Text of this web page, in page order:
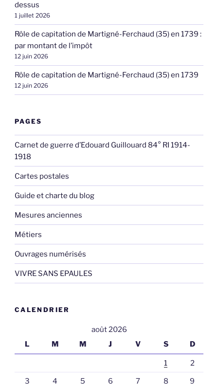
dessus
1 juillet 2026
Rôle de capitation de Martigné-Ferchaud (35) en 1739 :
par montant de l’impôt
12 juin 2026
Rôle de capitation de Martigné-Ferchaud (35) en 1739
12 juin 2026
PAGES
Carnet de guerre d’Edouard Guillouard 84° RI 1914-
1918
Cartes postales
Guide et charte du blog
Mesures anciennes
Métiers
Ouvrages numérisés
VIVRE SANS EPAULES
CALENDRIER
août 2026
L
M M J V S D
1 2
3 4 5 6 7 8 9